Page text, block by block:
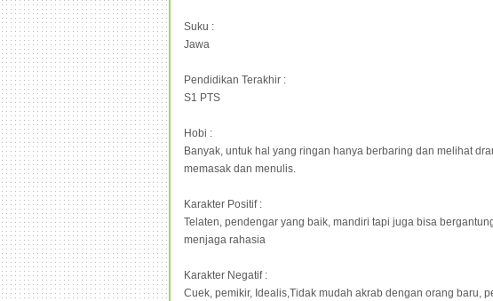
Suku :
Jawa
Pendidikan Terakhir :
S1 PTS
Hobi :
Banyak, untuk hal yang ringan hanya berbaring dan melihat
memasak dan menulis.
Karakter Positif :
Telaten, pendengar yang baik, mandiri tapi juga bisa
menjaga rahasia
Karakter Negatif :
Cuek, pemikir, Idealis,Tidak mudah akrab dengan orang baru,